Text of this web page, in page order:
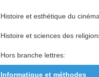
Histoire et esthétique du
Histoire et sciences des
Hors branche lettres:
Informatique et méthodes